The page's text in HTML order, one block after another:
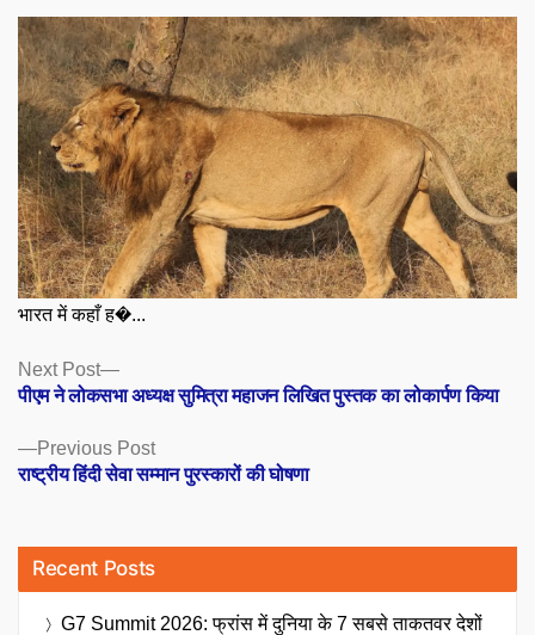
भारत में कहाँ ह�...
Posts
navigation
Previous PostPrevious
post:
राष्ट्रीय हिंदी सेवा सम्मान पुरस्कारों की घोषणा
Next Post
Next
post:
पीएम ने लोकसभा अध्यक्ष सुमित्रा महाजन लिखित पुस्तक का लोकार्पण किया
Recent Posts
G7 Summit 2026: फ्रांस में दुनिया के 7 सबसे ताकतवर देशों